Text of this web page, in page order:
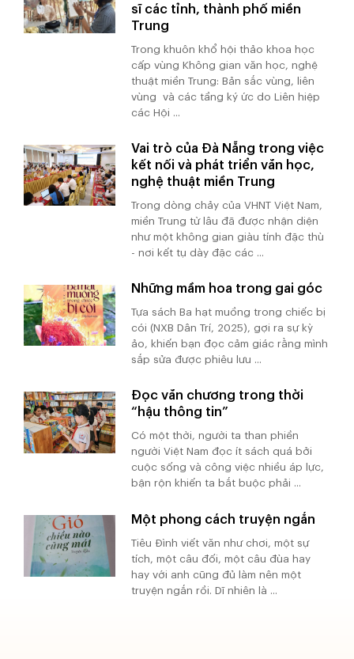
sĩ các tỉnh, thành phố miền
Trung
Trong khuôn khổ hội thảo khoa học
cấp vùng Không gian văn học, nghệ
thuật miền Trung: Bản sắc vùng, liên
vùng và các tầng ký ức do Liên hiệp
các Hội ...
Vai trò của Đà Nẵng trong việc
kết nối và phát triển văn học,
nghệ thuật miền Trung
Trong dòng chảy của VHNT Việt Nam,
miền Trung từ lâu đã được nhận diện
như một không gian giàu tính đặc thù
- nơi kết tụ dày đặc các ...
Những mầm hoa trong gai góc
Tựa sách Ba hạt muồng trong chiếc bị
cói (NXB Dân Trí, 2025), gợi ra sự kỳ
ảo, khiến bạn đọc cảm giác rằng mình
sắp sửa được phiêu lưu ...
Đọc văn chương trong thời
“hậu thông tin”
Có một thời, người ta than phiền
người Việt Nam đọc ít sách quá bởi
cuộc sống và công việc nhiều áp lực,
bận rộn khiến ta bắt buộc phải ...
Một phong cách truyện ngắn
Tiêu Đình viết văn như chơi, một sự
tích, một câu đối, một câu đùa hay
hay với anh cũng đủ làm nên một
truyện ngắn rồi. Dĩ nhiên là ...